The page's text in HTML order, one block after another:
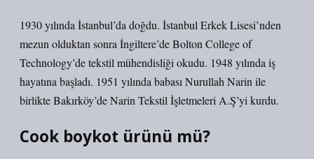
1930 yılında İstanbul’da doğdu. İstanbul Erkek Lisesi’nden
mezun olduktan sonra İngiltere’de Bolton College of
Technology’de tekstil mühendisliği okudu. 1948 yılında iş
hayatına başladı. 1951 yılında babası Nurullah Narin ile
birlikte Bakırköy’de Narin Tekstil İşletmeleri A.Ş’yi kurdu.
Cook boykot ürünü mü?